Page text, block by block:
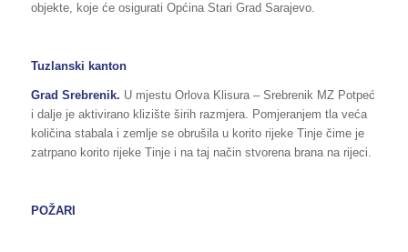
objekte, koje će osigurati Općina Stari Grad Sarajevo.
Tuzlanski kanton
Grad Srebrenik. U mjestu Orlova Klisura – Srebrenik MZ Potpeć
i dalje je aktivirano klizište širih razmjera. Pomjeranjem tla veća
količina stabala i zemlje se obrušila u korito rijeke Tinje čime je
zatrpano korito rijeke Tinje i na taj način stvorena brana na rijeci.
POŽARI